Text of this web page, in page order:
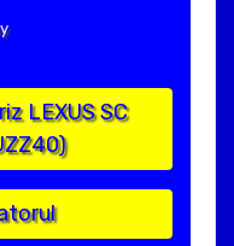
LEXUS SC